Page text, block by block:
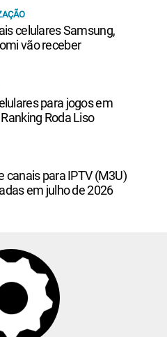
celulares Samsung,
vão receber
para jogos em
Roda Liso
canais para IPTV (M3U)
em julho de 2026